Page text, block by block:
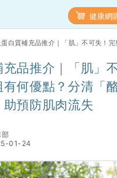
健康網
品推介｜「肌」
何優點？分清「
助預防肌肉流失
部
01-24